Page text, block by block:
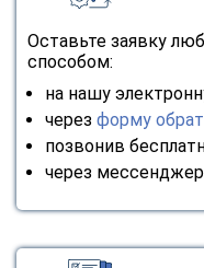
Оставьте заявку
способом:
на нашу
через форму
позвонив
через мессенджер